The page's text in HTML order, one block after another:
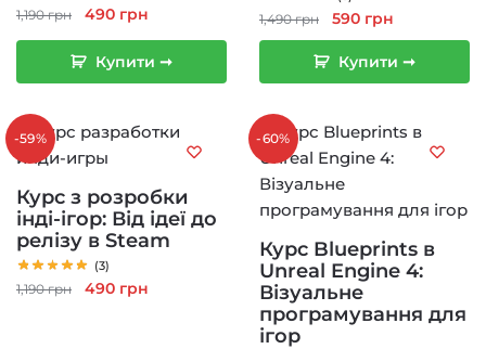
1,190грн
Оригінальна
ціна:
1,190 грн.
490 грн
ціна:
490 грн.
Купити ➞
1,490грн
Оригінальна
ціна:
1,490 грн.
590 грн
ціна:
590 грн.
Купити ➞
-59%
Курс з розробки
інді-ігор: Від ідеї до
релізу в Steam
(3)
1,190грн
Оригінальна
490 грн
-60%
Курс Blueprints в
Unreal Engine 4:
Візуальне
програмування для
ігор